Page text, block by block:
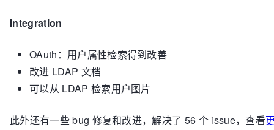
Integration
OAuth：用户属性检索得到改善
改进 LDAP 文档
可以从 LDAP 检索用户图片
此外还有一些 bug 修复和改进，解决了 56 个 issue，查看